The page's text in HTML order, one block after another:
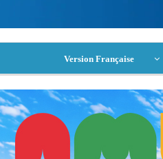
Version Française